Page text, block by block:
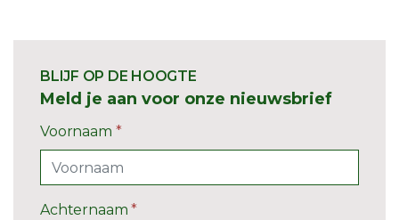
BLIJF OP DE HOOGTE
Meld je aan voor onze nieuwsbrief
Voornaam *
Achternaam*